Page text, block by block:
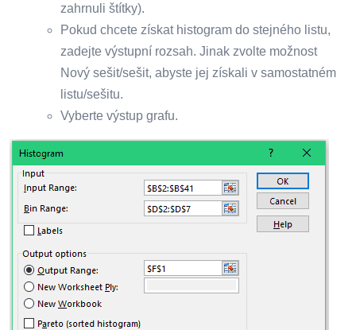
zahrnuli štítky).
Pokud chcete získat histogram do stejného listu,
zadejte výstupní rozsah. Jinak zvolte možnost
Nový sešit/sešit, abyste jej získali v samostatném
listu/sešitu.
Vyberte výstup grafu.